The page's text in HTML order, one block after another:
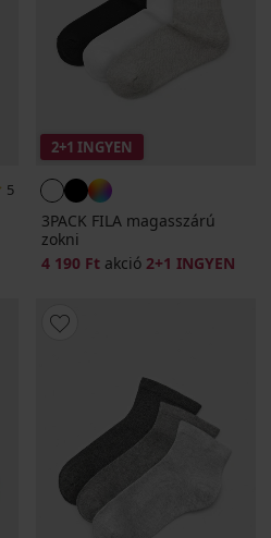
5
2+1 INGYEN
3PACK FILA magasszárú
zokni
4 190 Ft akció 2+1 INGYEN